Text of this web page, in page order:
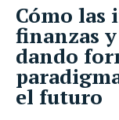
Cómo las
finanzas
dando
el futuro